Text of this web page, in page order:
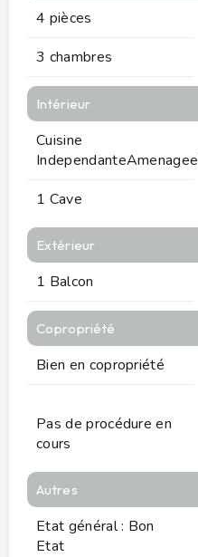
4 pièces
3 chambres
Intérieur
Cuisine
1 Cave
Extérieur
1 Balcon
Copropriété
Bien en copropriété
Pas de procédure en
cours
Autres
Etat général : Bon
Etat